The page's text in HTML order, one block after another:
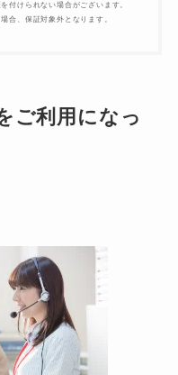
付けられない場合がございます。
合、保証対象外となります。
ご利用になっ